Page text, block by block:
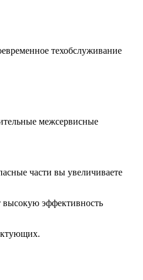
техобслуживание
межсервисные
части вы увеличиваете
высокую эффективность